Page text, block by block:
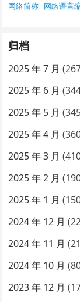
网络简称 网络语言
归档
2025 年 7 月
2025 年 6 月
2025 年 5 月
2025 年 4 月
2025 年 3 月
2025 年 2 月
2025 年 1 月
2024 年 12 月
2024 年 11 月
2024 年 10 月
2023 年 12 月